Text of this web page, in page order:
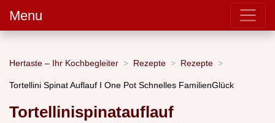
Menu
Hertaste – Ihr Kochbegleiter Rezepte Rezepte
Tortellini Spinat Auflauf I One Pot Schnelles FamilienGlück
Tortellinispinatauflauf